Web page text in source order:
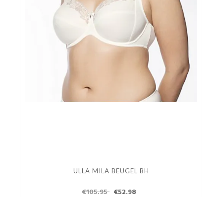
ULLA MILA BEUGEL BH
€105.95 €52.98